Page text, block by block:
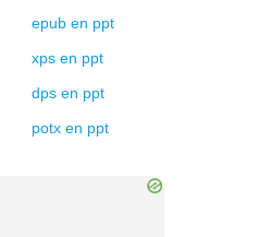
epub en ppt
xps en ppt
dps en ppt
potx en ppt